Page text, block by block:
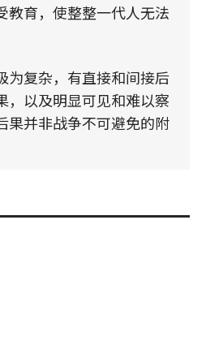
教育，使整整一代人无法
为复杂，有直接和间接后
，以及明显可见和难以察
果并非战争不可避免的附